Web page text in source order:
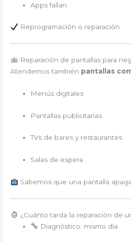
Apps fallan
Reprogramación o reparación
Reparación de pantallas para
Atendemos también pantallas
Menús digitales
Pantallas publicitarias
TVs de bares y restaurantes
Salas de espera
Sabemos que una pantalla
¿Cuánto tarda la reparación de
Diagnóstico: mismo día